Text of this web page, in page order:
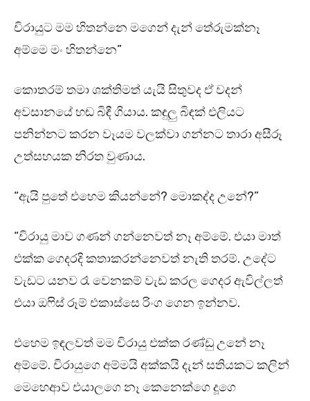
චිරායුට මම හිතන්නෙ මගෙන් දැන් තේරුමක්නෑ
අම්මෙ මං හිතන්නෙ”
කොතරම් තමා ශක්තිමත් යැයි සිතුවද ඒ වදන්
අවසානයේ හඬ බිඳී ගියාය. කඳුලු බිඳක් එලියට
පනින්නට කරන වෑයම වලක්වා ගන්නට තාරා අසීරූ
උත්සහයක නිරත වුණාය.
“ඇයි පුතේ එහෙම කියන්නේ? මොකද්ද උනේ?”
“චිරායු මාව ගණන් ගන්නෙවත් නෑ අම්මේ. එයා මාත්
එක්ක ගෙදරදි කතාකරන්නෙවත් නැති තරම්. උදේට
වැඩට යනව රෑ වෙනකම් වැඩ කරල ගෙදර ඇවිල්ලත්
එයා ඔෆිස් රූම් එකාස්සෙ රිංග ගෙන ඉන්නව.
එහෙම ඉඳලවත් මම චිරායු එක්ක රණ්ඩු උනේ නෑ
අම්මේ. චිරායුගෙ අම්මයි අක්කයි දැන් සතියකට කලින්
මෙහෙආව එයාලගෙ නෑ කෙනෙක්ගෙ දූගෙ